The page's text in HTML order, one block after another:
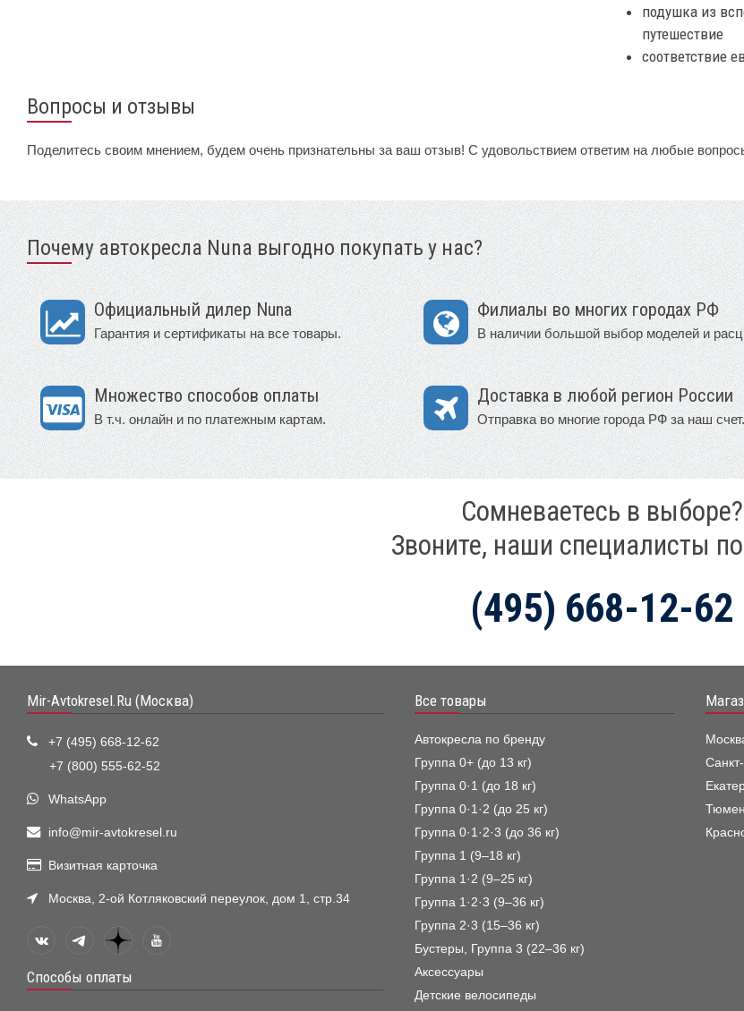
подушка из
путешествие
соответствие
Вопросы и отзывы
Поделитесь своим мнением, будем очень признательны за ваш отзыв! С удовольствием ответим на любые
Почему автокресла Nuna выгодно покупать у нас?
Официальный дилер Nuna
Гарантия и сертификаты на все товары.
Филиалы во многих городах РФ
В наличии большой выбор моделей и
Множество способов оплаты
В т.ч. онлайн и по платежным картам.
Доставка в любой регион России
Отправка во многие города РФ за наш счет.
Сомневаетесь в выборе?
Звоните, наши специалисты
(495) 668-12-62
Mir-Avtokresel.Ru (Москва)
+7 (495) 668-12-62
+7 (800) 555-62-52
WhatsApp
info@mir-avtokresel.ru
Визитная карточка
Москва, 2-ой Котляковский переулок, дом 1, стр.34
Способы оплаты
Все товары
Автокресла по бренду
Группа 0+ (до 13 кг)
Группа 0·1 (до 18 кг)
Группа 0·1·2 (до 25 кг)
Группа 0·1·2·3 (до 36 кг)
Группа 1 (9–18 кг)
Группа 1·2 (9–25 кг)
Группа 1·2·3 (9–36 кг)
Группа 2·3 (15–36 кг)
Бустеры, Группа 3 (22–36 кг)
Аксессуары
Детские велосипеды